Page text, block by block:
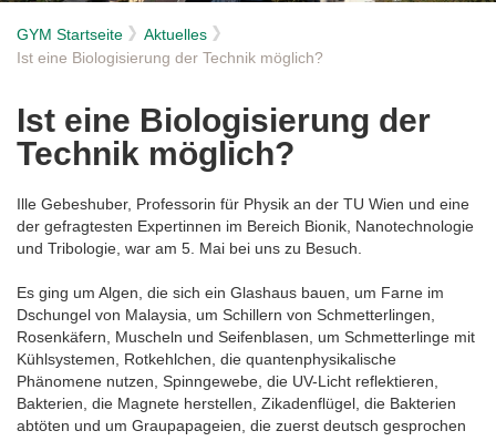
GYM Startseite
Aktuelles
Ist eine Biologisierung der Technik möglich?
Ist eine Biologisierung der
Technik möglich?
Ille Gebeshuber, Professorin für Physik an der TU Wien und eine
der gefragtesten Expertinnen im Bereich Bionik, Nanotechnologie
und Tribologie, war am 5. Mai bei uns zu Besuch.
Es ging um Algen, die sich ein Glashaus bauen, um Farne im
Dschungel von Malaysia, um Schillern von Schmetterlingen,
Rosenkäfern, Muscheln und Seifenblasen, um Schmetterlinge mit
Kühlsystemen, Rotkehlchen, die quantenphysikalische
Phänomene nutzen, Spinngewebe, die UV-Licht reflektieren,
Bakterien, die Magnete herstellen, Zikadenflügel, die Bakterien
abtöten und um Graupapageien, die zuerst deutsch gesprochen